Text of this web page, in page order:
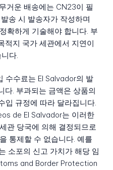
거운 배송에는 CN23이 필
송 시 발송자가 작성하며
확하게 기술해야 합니다. 부
적지 국가 세관에서 지연이
다.
수수료는 El Salvador의 발
다. 부과되는 금액은 상품의
입 규정에 따라 달라집니다.
de El Salvador는 이러한
관 당국에 의해 결정되므로
통제할 수 없습니다. 예를
소포의 신고 가치가 해당 임
and Border Protection